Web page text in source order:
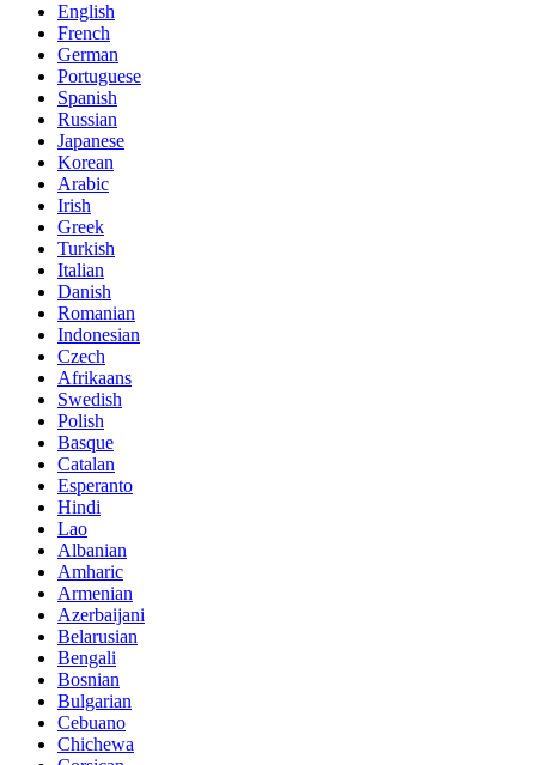
English
French
German
Portuguese
Spanish
Russian
Japanese
Korean
Arabic
Irish
Greek
Turkish
Italian
Danish
Romanian
Indonesian
Czech
Afrikaans
Swedish
Polish
Basque
Catalan
Esperanto
Hindi
Lao
Albanian
Amharic
Armenian
Azerbaijani
Belarusian
Bengali
Bosnian
Bulgarian
Cebuano
Chichewa